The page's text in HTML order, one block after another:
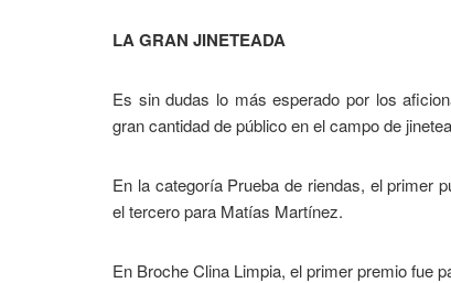
LA GRAN JINETEADA
Es sin dudas lo más esperado por los
gran cantidad de público en el campo de
En la categoría Prueba de riendas, el primer
el tercero para Matías Martínez.
En Broche Clina Limpia, el primer premio fue